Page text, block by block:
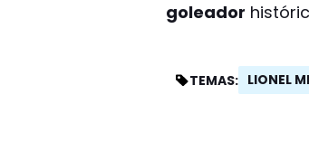
goleador
TEMAS: LIONEL